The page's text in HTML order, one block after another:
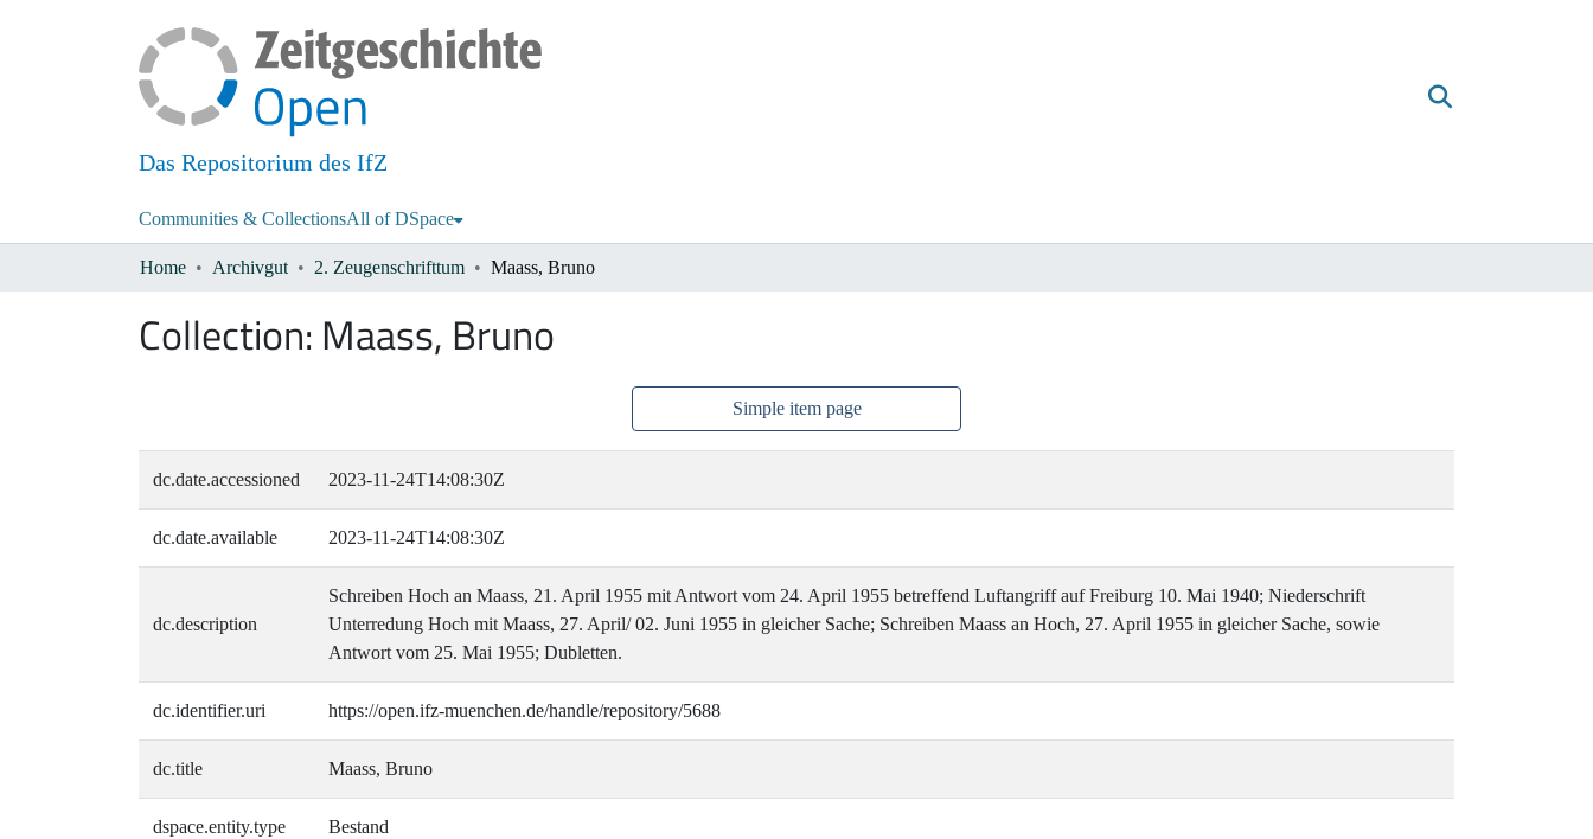
Das Repositorium des IfZ
Communities & CollectionsAll of DSpace
Home Archivgut 2. Zeugenschrifttum Maass, Bruno
Collection: Maass, Bruno
Simple item page
dc.date.accessioned 2023-11-24T14:08:30Z
dc.date.available 2023-11-24T14:08:30Z
dc.description
Schreiben Hoch an Maass, 21. April 1955 mit Antwort vom 24. April 1955 betreffend Luftangriff auf Freiburg 10. Mai 1940; Niederschrift
Unterredung Hoch mit Maass, 27. April/ 02. Juni 1955 in gleicher Sache; Schreiben Maass an Hoch, 27. April 1955 in gleicher Sache, sowie
Antwort vom 25. Mai 1955; Dubletten.
dc.identifier.uri https://open.ifz-muenchen.de/handle/repository/5688
dc.title Maass, Bruno
dspace.entity.type Bestand